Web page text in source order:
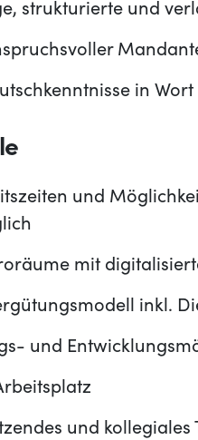
strukturierte und
in
und
mit
inkl.
und
und kollegiales